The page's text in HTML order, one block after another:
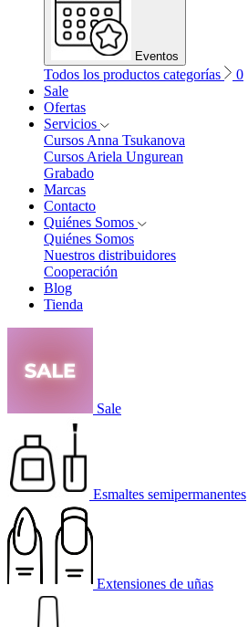
Eventos
Todos los productos categorías
0
Sale
Ofertas
Servicios
Cursos Anna Tsukanova
Cursos Ariela Ungurean
Grabado
Marcas
Contacto
Quiénes Somos
Quiénes Somos
Nuestros distribuidores
Cooperación
Blog
Tienda
Sale
Esmaltes semipermanentes
Extensiones de uñas